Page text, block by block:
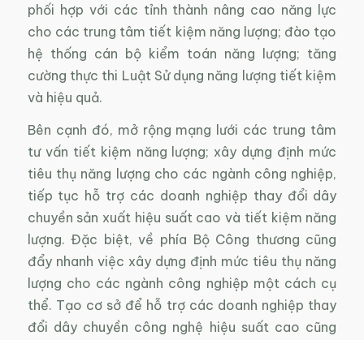
phối hợp với các tỉnh thành nâng cao năng lực
cho các trung tâm tiết kiệm năng lượng; đào tạo
hệ thống cán bộ kiểm toán năng lượng; tăng
cường thực thi Luật Sử dụng năng lượng tiết kiệm
và hiệu quả.
Bên cạnh đó, mở rộng mạng lưới các trung tâm
tư vấn tiết kiệm năng lượng; xây dựng định mức
tiêu thụ năng lượng cho các ngành công nghiệp,
tiếp tục hỗ trợ các doanh nghiệp thay đổi dây
chuyền sản xuất hiệu suất cao và tiết kiệm năng
lượng. Đặc biệt, về phía Bộ Công thương cũng
đẩy nhanh việc xây dựng định mức tiêu thụ năng
lượng cho các ngành công nghiệp một cách cụ
thể. Tạo cơ sở để hỗ trợ các doanh nghiệp thay
đổi dây chuyền công nghệ hiệu suất cao cũng